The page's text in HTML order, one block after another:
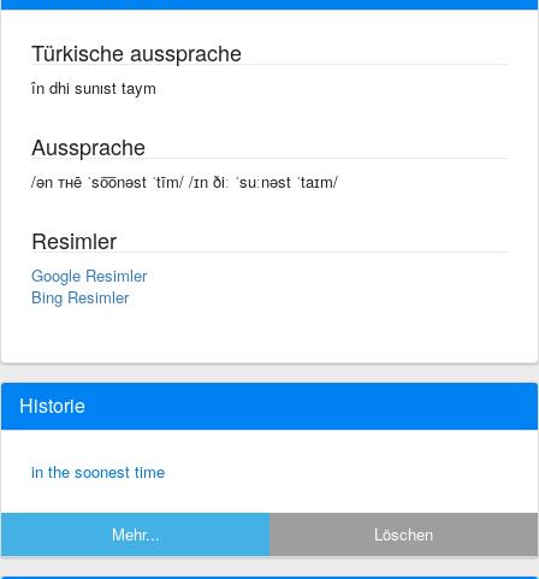
Türkische aussprache
în dhi sunıst taym
Aussprache
/ən ᴛʜē ˈso͞onəst ˈtīm/ /ɪn ðiː ˈsuːnəst ˈtaɪm/
Resimler
Google Resimler
Bing Resimler
Historie
in the soonest time
Mehr... Löschen